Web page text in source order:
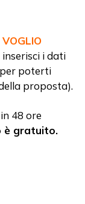
VOGLIO
i dati
per poterti
proposta).
48 ore
è gratuito.